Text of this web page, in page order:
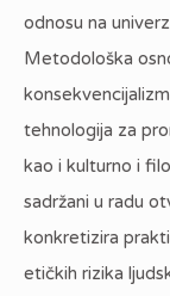
odnosu na
Metodološka
tehnologija za
kao i kulturno i
sadržani u radu
konkretizira
etičkih rizika